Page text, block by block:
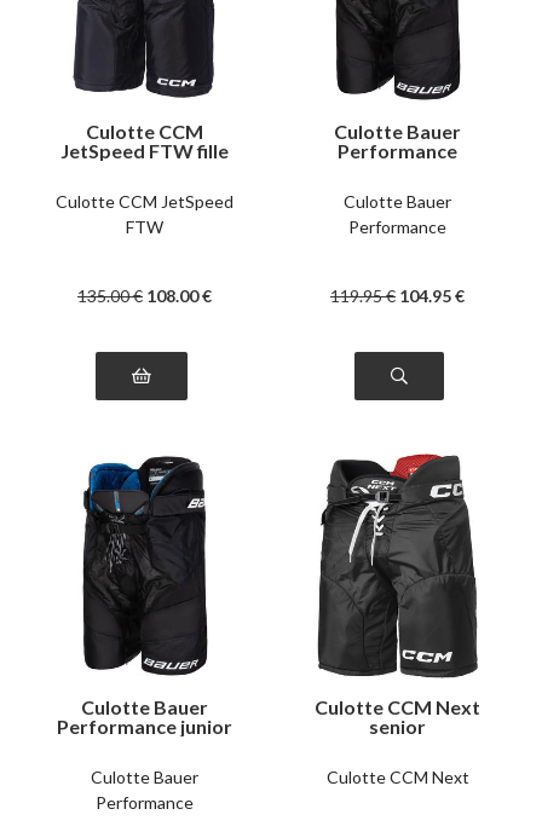
Culotte CCM
JetSpeed FTW fille
Culotte CCM JetSpeed
FTW
135.00€ 108.00€
Culotte Bauer
Performance
Culotte Bauer
Performance
119.95€ 104.95€
Culotte Bauer
Performance junior
Culotte Bauer
Performance
Culotte CCM Next
senior
Culotte CCM Next